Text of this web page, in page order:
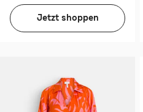
Jetzt shoppen